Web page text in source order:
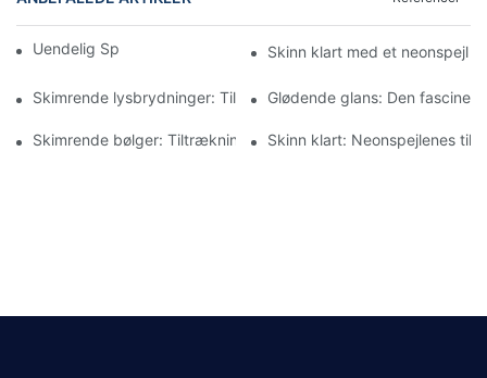
Uendelig Spejl Neonskilt Skinn klart med et neonspejl i
Skimrende lysbrydninger: Tiltrækningen af ​​neonbølgede spejle
Glødende glans: Den
Skimrende bølger: Tiltrækningen af ​​bølgede neonspejle
Skinn klart: Neonspejlenes